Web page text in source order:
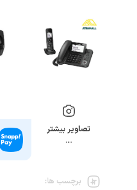
تصاویر بیشتر
…
برچسب ها: